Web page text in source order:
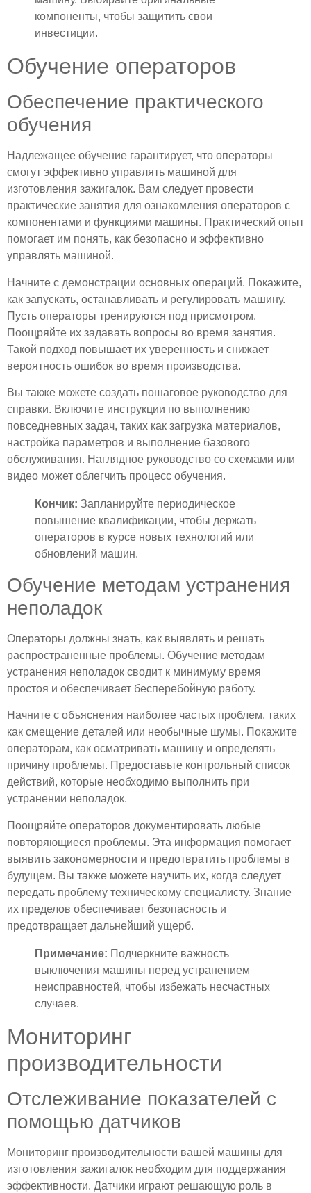
компоненты, чтобы защитить свои
инвестиции.
Обучение операторов
Обеспечение практического
обучения
Надлежащее обучение гарантирует, что операторы
смогут эффективно управлять машиной для
изготовления зажигалок. Вам следует провести
практические занятия для ознакомления операторов с
компонентами и функциями машины. Практический опыт
помогает им понять, как безопасно и эффективно
управлять машиной.
Начните с демонстрации основных операций. Покажите,
как запускать, останавливать и регулировать машину.
Пусть операторы тренируются под присмотром.
Поощряйте их задавать вопросы во время занятия.
Такой подход повышает их уверенность и снижает
вероятность ошибок во время производства.
Вы также можете создать пошаговое руководство для
справки. Включите инструкции по выполнению
повседневных задач, таких как загрузка материалов,
настройка параметров и выполнение базового
обслуживания. Наглядное руководство со схемами или
видео может облегчить процесс обучения.
Кончик: Запланируйте периодическое
повышение квалификации, чтобы держать
операторов в курсе новых технологий или
обновлений машин.
Обучение методам устранения
неполадок
Операторы должны знать, как выявлять и решать
распространенные проблемы. Обучение методам
устранения неполадок сводит к минимуму время
простоя и обеспечивает бесперебойную работу.
Начните с объяснения наиболее частых проблем, таких
как смещение деталей или необычные шумы. Покажите
операторам, как осматривать машину и определять
причину проблемы. Предоставьте контрольный список
действий, которые необходимо выполнить при
устранении неполадок.
Поощряйте операторов документировать любые
повторяющиеся проблемы. Эта информация помогает
выявить закономерности и предотвратить проблемы в
будущем. Вы также можете научить их, когда следует
передать проблему техническому специалисту. Знание
их пределов обеспечивает безопасность и
предотвращает дальнейший ущерб.
Примечание: Подчеркните важность
выключения машины перед устранением
неисправностей, чтобы избежать несчастных
случаев.
Мониторинг
производительности
Отслеживание показателей с
помощью датчиков
Мониторинг производительности вашей машины для
изготовления зажигалок необходим для поддержания
эффективности. Датчики играют решающую роль в